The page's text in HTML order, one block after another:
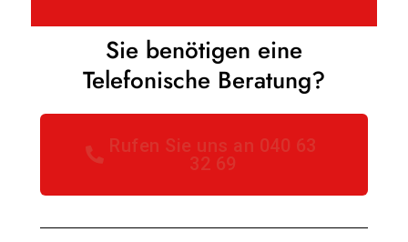
Sie benötigen eine
Telefonische Beratung?
Rufen Sie uns an 040 63
32 69